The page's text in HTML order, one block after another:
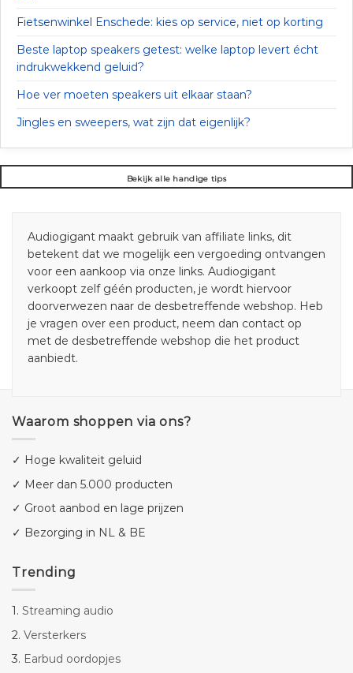
Fietsenwinkel Enschede: kies op service, niet op korting
Beste laptop speakers getest: welke laptop levert écht
indrukwekkend geluid?
Hoe ver moeten speakers uit elkaar staan?
Jingles en sweepers, wat zijn dat eigenlijk?
Bekijk alle handige tips
Audiogigant maakt gebruik van affiliate links, dit
betekent dat we mogelijk een vergoeding ontvangen
voor een aankoop via onze links. Audiogigant
verkoopt zelf géén producten, je wordt hiervoor
doorverwezen naar de desbetreffende webshop. Heb
je vragen over een product, neem dan contact op
met de desbetreffende webshop die het product
aanbiedt.
Waarom shoppen via ons?
✓ Hoge kwaliteit geluid
✓ Meer dan 5.000 producten
✓ Groot aanbod en lage prijzen
✓ Bezorging in NL & BE
Trending
1. Streaming audio
2. Versterkers
3. Earbud oordopjes